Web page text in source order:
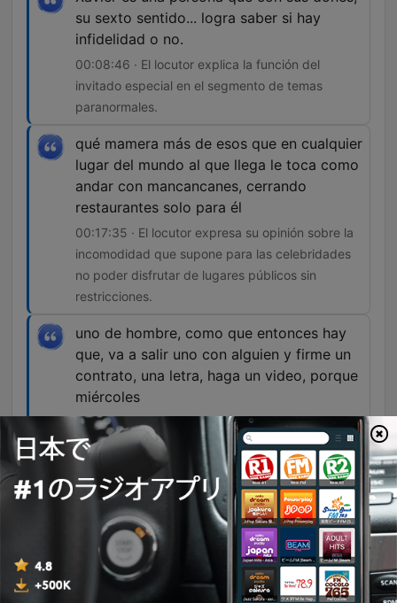
su sexto sentido... logra saber si hay
infidelidad o no.
00:08:46 · El locutor explica la función del
invitado especial en el segmento de temas
paranormales.
qué mamera más de esos que en cualquier
lugar del mundo al que llega le toca como
andar con mancancanes, cerrando
restaurantes solo para él
00:17:35 · El locutor expresa su opinión sobre la
incomodidad que supone para las celebridades
no poder disfrutar de lugares públicos sin
restricciones.
uno de hombre, como que entonces hay
que, va a salir uno con alguien y firme un
contrato, una letra, haga un video, porque
miércoles
00:31:03 · El locutor expresa la frustración de los
hombres ante el temor de enfrentar
consecuencias legales por actos que antes se
consideraban parte del cortejo normal.
su tía Rosa, la misma que estaba
cepillándose a su costado, se encontraba
allá abajo y le hacía señas para que bajara
a jugar.